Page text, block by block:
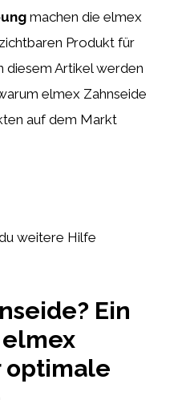
machen die elmex
Produkt für
diesem Artikel werden
elmex Zahnseide
auf dem Markt
weitere Hilfe
Ein
optimale